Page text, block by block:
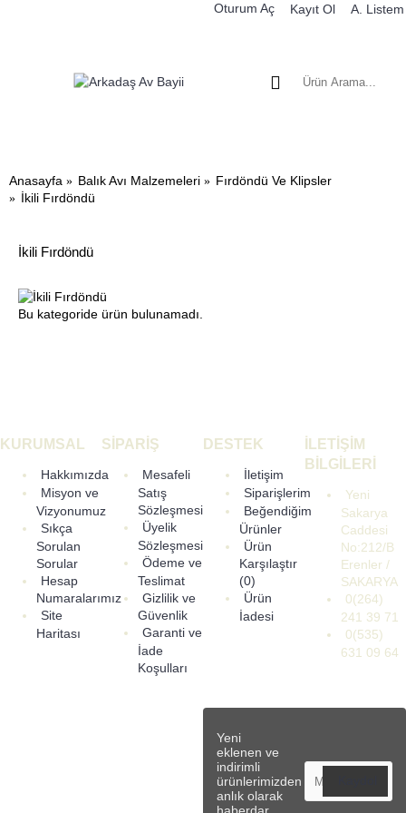
Oturum Aç Kayıt Ol A.
Anasayfa Balık Avı Malzemeleri
Fırdöndü Ve Klipsler
İkili Fırdöndü
İkili Fırdöndü
Bu kategoride ürün bulunamadı.
KURUMSAL
Hakkımızda
Misyon ve
Vizyonumuz
Sıkça
Sorulan
Sorular
Hesap
Numaralarımız
Site
Haritası
SİPARİŞ
Mesafeli
Satış
Sözleşmesi
Üyelik
Sözleşmesi
Ödeme ve
Teslimat
Gizlilik ve
Güvenlik
Garanti ve
İade
Koşulları
DESTEK
İletişim
Siparişlerim
Beğendiğim
Ürünler
Ürün
Karşılaştır
(0)
Ürün
İadesi
İLETİŞİM
BİLGİLERİ
Yeni
Sakarya
Caddesi
No:212/B
Erenler /
SAKARYA
0(264)
241 39 71
0(535)
631 09 64
Yeni
eklenen ve
indirimli
ürünlerimizden
anlık olarak